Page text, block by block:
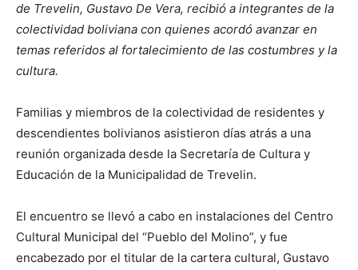
de Trevelin, Gustavo De Vera, recibió a integrantes de la
colectividad boliviana con quienes acordó avanzar en
temas referidos al fortalecimiento de las costumbres y la
cultura.
Familias y miembros de la colectividad de residentes y
descendientes bolivianos asistieron días atrás a una
reunión organizada desde la Secretaría de Cultura y
Educación de la Municipalidad de Trevelin.
El encuentro se llevó a cabo en instalaciones del Centro
Cultural Municipal del “Pueblo del Molino”, y fue
encabezado por el titular de la cartera cultural, Gustavo